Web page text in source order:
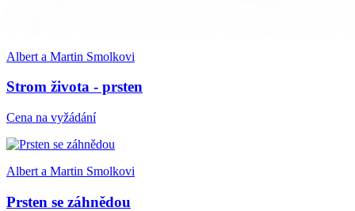
Albert a Martin Smolkovi
Strom života - prsten
Cena na vyžádání
Albert a Martin Smolkovi
Prsten se záhnědou